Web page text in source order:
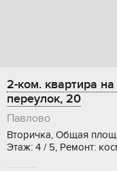
2-ком. квартира
переулок, 20
Павлово
Вторичка, Общая
Этаж: 4 / 5, Ремонт: